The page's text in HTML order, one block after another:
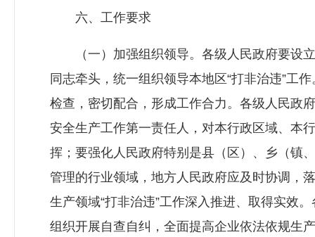
六、工作要求
（一）加强组织领导。各级人民政府要设立
同志牵头，统一组织领导本地区“打非治违”工
检查，密切配合，形成工作合力。各级人民政
安全生产工作第一责任人，对本行政区域、本
挥；要强化人民政府特别是县（区）、乡（镇
管理的行业领域，地方人民政府应及时协调，
生产领域“打非治违”工作深入推进、取得实效
组织开展自查自纠，全面提高企业依法依规生